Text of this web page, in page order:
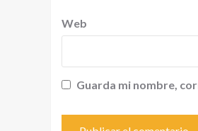
Web
Guarda mi nombre,